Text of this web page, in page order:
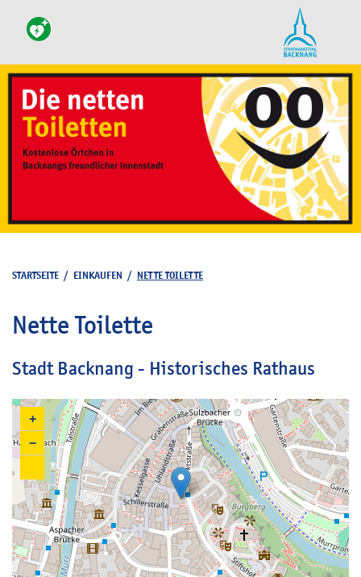
STARTSEITE / EINKAUFEN / NETTE TOILETTE
Nette Toilette
Stadt Backnang - Historisches Rathaus
+
−